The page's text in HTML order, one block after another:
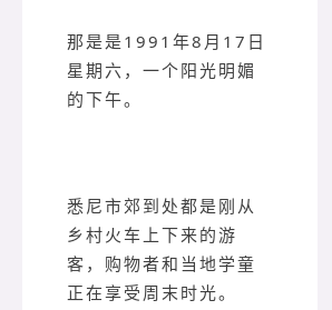
那是是1991年8月17日
星期六，一个阳光明媚
的下午。
悉尼市郊到处都是刚从
乡村火车上下来的游
客，购物者和当地学童
正在享受周末时光。